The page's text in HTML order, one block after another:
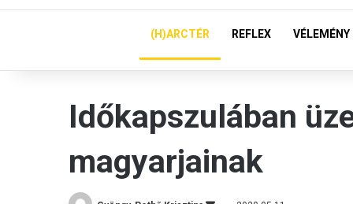
(H)ARCTÉR REFLEX VÉLEMÉNY
Időkapszulában
magyarjainak